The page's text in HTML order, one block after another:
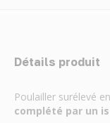
Détails produit
Poulailler surélevé
complété par un